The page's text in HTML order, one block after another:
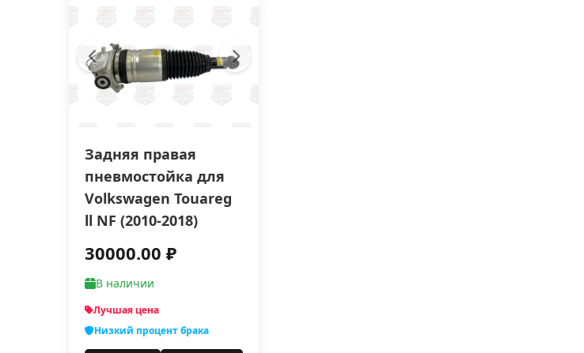
Задняя правая
пневмостойка для
Volkswagen Touareg
ll NF (2010-2018)
30000.00 ₽
В наличии
Лучшая цена
Низкий процент брака